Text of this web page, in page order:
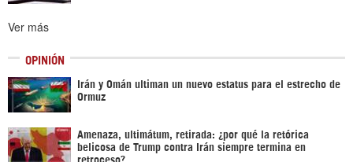
Ver más
OPINIÓN
Irán y Omán ultiman un nuevo estatus para el estrecho de
Ormuz
Amenaza, ultimátum, retirada: ¿por qué la retórica
belicosa de Trump contra Irán siempre termina en
retroceso?